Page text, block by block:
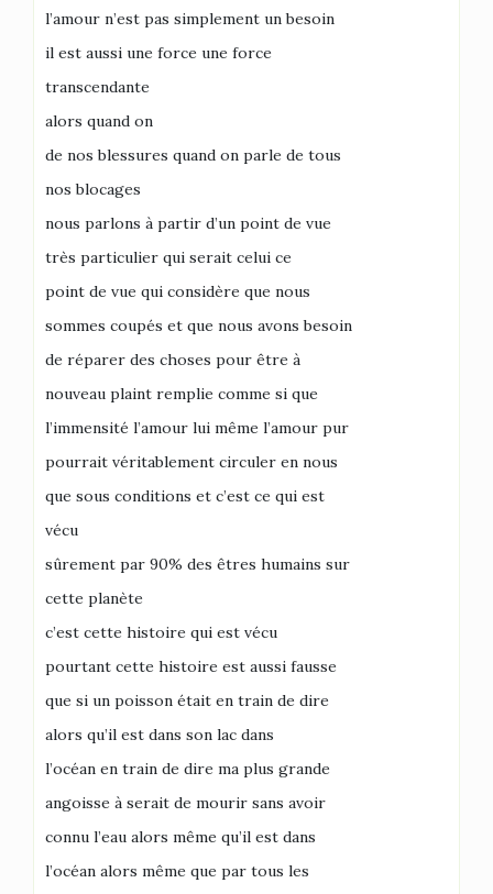
l’amour n’est pas simplement un besoin
il est aussi une force une force
transcendante
alors quand on
de nos blessures quand on parle de tous
nos blocages
nous parlons à partir d’un point de vue
très particulier qui serait celui ce
point de vue qui considère que nous
sommes coupés et que nous avons besoin
de réparer des choses pour être à
nouveau plaint remplie comme si que
l’immensité l’amour lui même l’amour pur
pourrait véritablement circuler en nous
que sous conditions et c’est ce qui est
vécu
sûrement par 90% des êtres humains sur
cette planète
c’est cette histoire qui est vécu
pourtant cette histoire est aussi fausse
que si un poisson était en train de dire
alors qu’il est dans son lac dans
l’océan en train de dire ma plus grande
angoisse à serait de mourir sans avoir
connu l’eau alors même qu’il est dans
l’océan alors même que par tous les